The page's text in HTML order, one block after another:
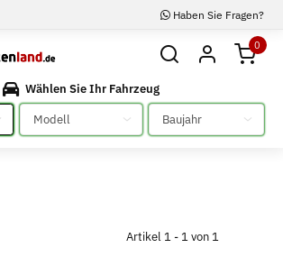
Haben Sie Fragen?
0
Wählen Sie Ihr Fahrzeug
Bitte auswählen Bitte auswählen
Artikel 1 - 1 von 1